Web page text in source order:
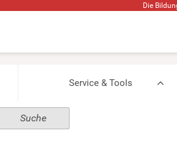
Die
Service & Tools